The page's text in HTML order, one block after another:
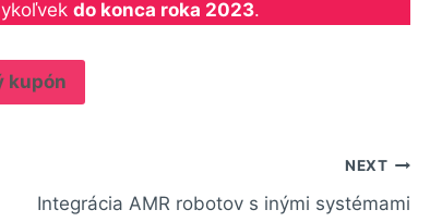
do konca roka 2023.
kupón
NEXT
Integrácia AMR robotov s inými systémami